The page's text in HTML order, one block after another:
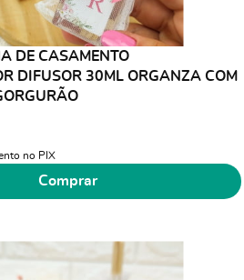
DE CASAMENTO
DIFUSOR 30ML ORGANZA COM
no PIX
Comprar